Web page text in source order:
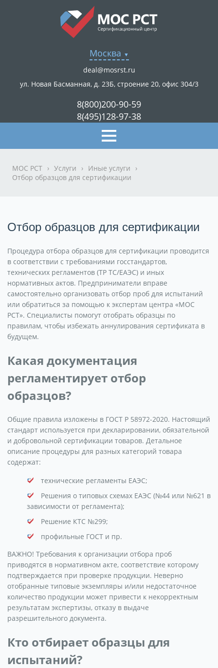
Москва
deal@mosrst.ru
ул. Новая Басманная, д. 23Б, строение 20, офис 304/3
8(800)200-90-59
8(495)128-97-38
МОС РСТ › Услуги › Иные услуги
›
Отбор образцов для сертификации
Отбор образцов для сертификации
Процедура отбора образцов для сертификации проводится
в соответствии с требованиями госстандартов,
технических регламентов (ТР ТС/ЕАЭС) и иных
нормативных актов. Предприниматели вправе
самостоятельно организовать отбор проб для испытаний
или обратиться за помощью к экспертам центра «МОС
РСТ». Специалисты помогут отобрать образцы по
правилам, чтобы избежать аннулирования сертификата в
будущем.
Какая документация
регламентирует отбор
образцов?
Общие правила изложены в ГОСТ Р 58972-2020. Настоящий
стандарт используется при декларировании, обязательной
и добровольной сертификации товаров. Детальное
описание процедуры для разных категорий товара
содержат:
технические регламенты ЕАЭС;
Решения о типовых схемах ЕАЭС (№44 или №621 в
зависимости от регламента);
Решение КТС №299;
профильные ГОСТ и пр.
ВАЖНО! Требования к организации отбора проб
приводятся в нормативном акте, соответствие которому
подтверждается при проверке продукции. Неверно
отобранные типовые экземпляры и/или недостаточное
количество продукции может привести к некорректным
результатам экспертизы, отказу в выдаче
разрешительного документа.
Кто отбирает образцы для
испытаний?